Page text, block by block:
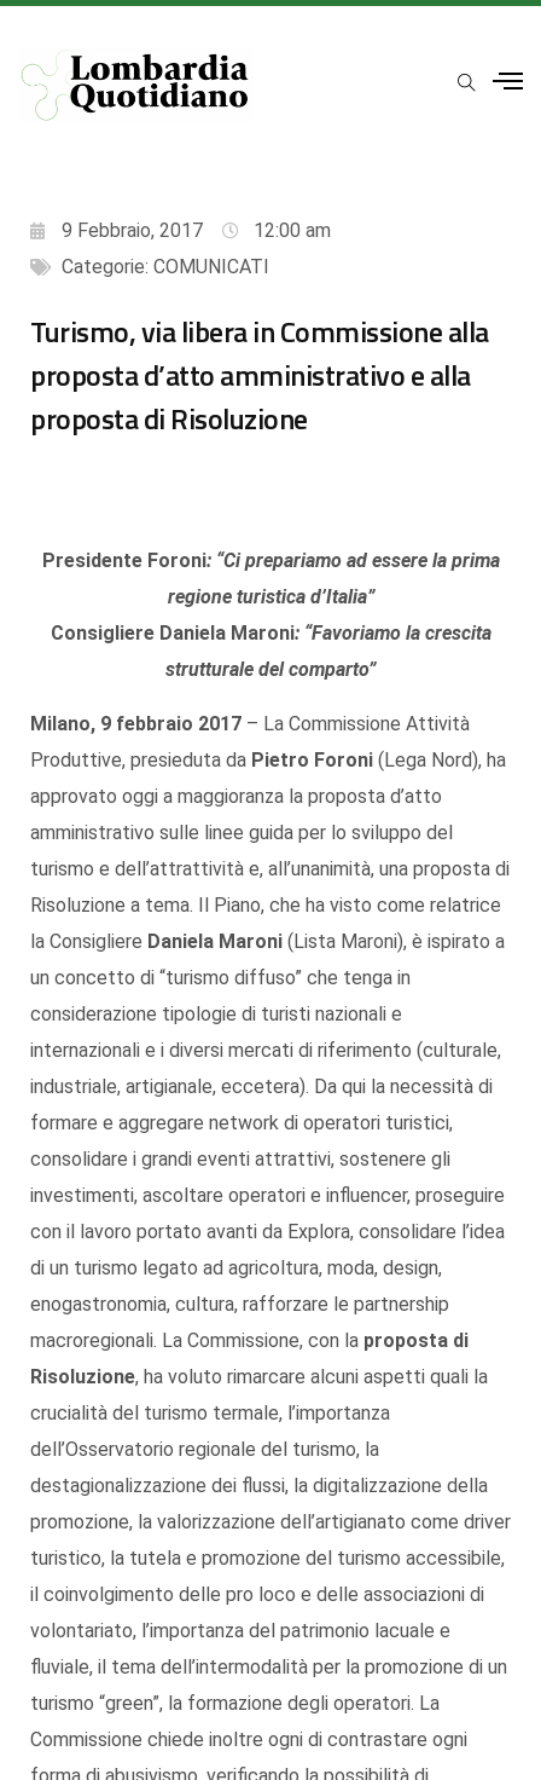
9 Febbraio, 2017
12:00 am
Categorie: COMUNICATI
Turismo, via libera in Commissione alla
proposta d’atto amministrativo e alla
proposta di Risoluzione
Presidente Foroni: “Ci prepariamo ad essere la prima
regione turistica d’Italia”
Consigliere Daniela Maroni: “Favoriamo la crescita
strutturale del comparto”
Milano, 9 febbraio 2017 – La Commissione Attività
Produttive, presieduta da Pietro Foroni (Lega Nord), ha
approvato oggi a maggioranza la proposta d’atto
amministrativo sulle linee guida per lo sviluppo del
turismo e dell’attrattività e, all’unanimità, una proposta di
Risoluzione a tema. Il Piano, che ha visto come relatrice
la Consigliere Daniela Maroni (Lista Maroni), è ispirato a
un concetto di “turismo diffuso” che tenga in
considerazione tipologie di turisti nazionali e
internazionali e i diversi mercati di riferimento (culturale,
industriale, artigianale, eccetera). Da qui la necessità di
formare e aggregare network di operatori turistici,
consolidare i grandi eventi attrattivi, sostenere gli
investimenti, ascoltare operatori e influencer, proseguire
con il lavoro portato avanti da Explora, consolidare l’idea
di un turismo legato ad agricoltura, moda, design,
enogastronomia, cultura, rafforzare le partnership
macroregionali. La Commissione, con la proposta di
Risoluzione, ha voluto rimarcare alcuni aspetti quali la
crucialità del turismo termale, l’importanza
dell’Osservatorio regionale del turismo, la
destagionalizzazione dei flussi, la digitalizzazione della
promozione, la valorizzazione dell’artigianato come driver
turistico, la tutela e promozione del turismo accessibile,
il coinvolgimento delle pro loco e delle associazioni di
volontariato, l’importanza del patrimonio lacuale e
fluviale, il tema dell’intermodalità per la promozione di un
turismo “green”, la formazione degli operatori. La
Commissione chiede inoltre ogni di contrastare ogni
forma di abusivismo, verificando la possibilità di